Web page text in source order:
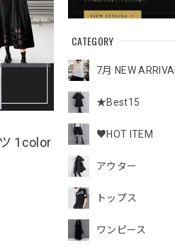
CATEGORY
7月 NEW ARRIVAL
★Best15
♥HOT ITEM
アウター
トップス
ワンピース
1color